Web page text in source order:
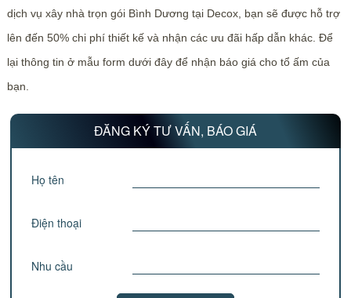
dịch vụ xây nhà trọn gói Bình Dương tại Decox, bạn sẽ được hỗ trợ
lên đến 50% chi phí thiết kế và nhận các ưu đãi hấp dẫn khác. Để
lại thông tin ở mẫu form dưới đây để nhận báo giá cho tổ ấm của
bạn.
ĐĂNG KÝ TƯ VẤN, BÁO GIÁ
Họ tên
Điện thoại
Nhu cầu